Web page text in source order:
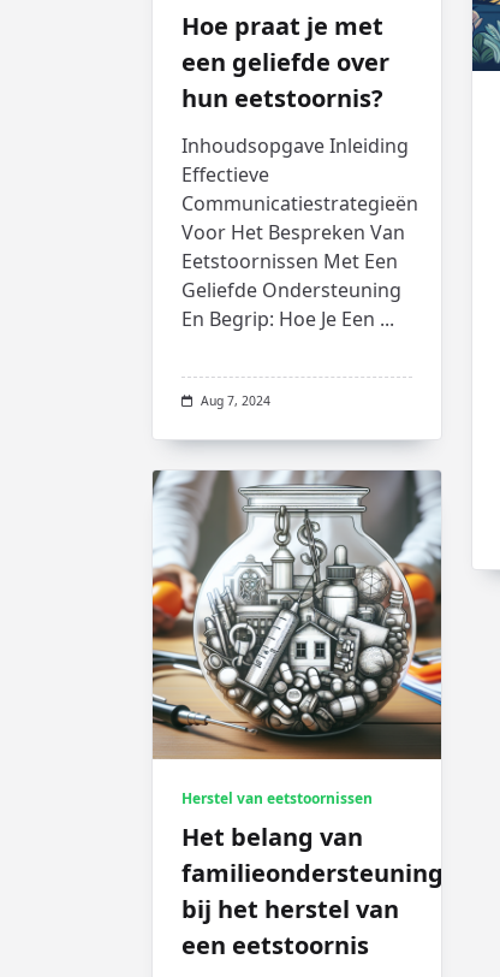
Hoe praat je met
een geliefde over
hun eetstoornis?
Inhoudsopgave Inleiding
Effectieve
Communicatiestrategieën
Voor Het Bespreken Van
Eetstoornissen Met Een
Geliefde Ondersteuning
En Begrip: Hoe Je Een ...
Aug 7, 2024
Herstel van eetstoornissen
Het belang van
familieondersteuning
bij het herstel van
een eetstoornis